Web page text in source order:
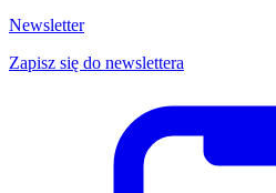
Newsletter
Zapisz się do newslettera